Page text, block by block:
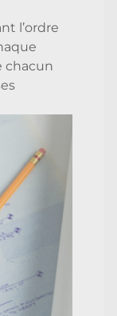
l’ordre
chacun